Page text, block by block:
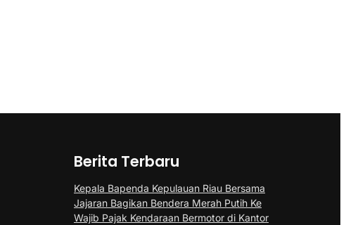
Berita Terbaru
Kepala Bapenda Kepulauan Riau Bersama
Jajaran Bagikan Bendera Merah Putih Ke
Wajib Pajak Kendaraan Bermotor di Kantor